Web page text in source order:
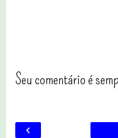
Seu comentário é
‹